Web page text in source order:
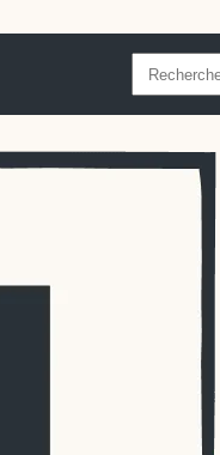
Rechercher